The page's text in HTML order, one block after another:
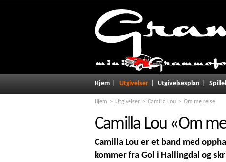
Hjem Utgivelser Utgivelsesplan
Hjem Utgivelser Camilla Lou Om me reise
Camilla Lou «Om
Camilla Lou er et band med
kommer fra Gol i Hallingdal og